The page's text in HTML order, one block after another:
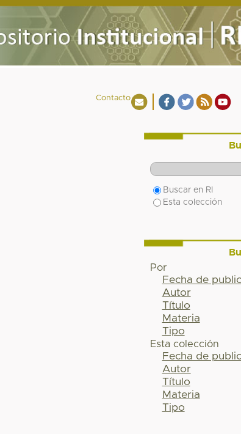
Contacto
Buscar en RI
Esta colección
Por
Fecha de
Autor
Título
Materia
Tipo
Esta colección
Fecha de
Autor
Título
Materia
Tipo